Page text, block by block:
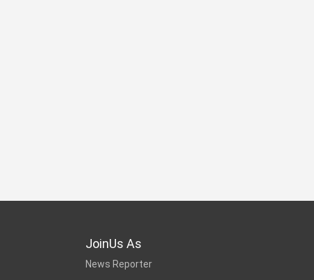
JoinUs As
News Reporter